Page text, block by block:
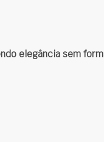
elegância sem